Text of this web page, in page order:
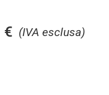
(IVA esclusa)
€